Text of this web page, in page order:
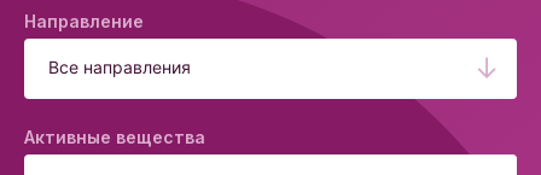
Направление
Все направления
Активные вещества